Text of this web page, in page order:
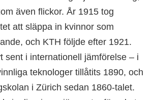
även flickor. År 1915 tog
att släppa in kvinnor som
och KTH följde efter 1921.
sent i internationell jämförelse – i
teknologer tillåtits 1890, och
i Zürich sedan 1860-talet.